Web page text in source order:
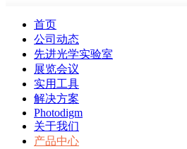
首页
公司动态
先进光学实验室
展览会议
实用工具
解决方案
Photodigm
关于我们
产品中心